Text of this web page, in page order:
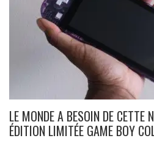
LE MONDE A BESOIN DE CETTE
ÉDITION LIMITÉE GAME BOY